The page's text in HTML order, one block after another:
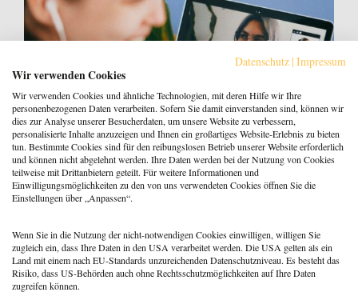
Online-Therapie mit Leichtigkeit gestalten
Datenschutz | Impressum
Wir verwenden Cookies
Wir verwenden Cookies und ähnliche Technologien, mit deren Hilfe wir Ihre
personenbezogenen Daten verarbeiten. Sofern Sie damit einverstanden sind, können wir
dies zur Analyse unserer Besucherdaten, um unsere Website zu verbessern,
personalisierte Inhalte anzuzeigen und Ihnen ein großartiges Website-Erlebnis zu bieten
tun. Bestimmte Cookies sind für den reibungslosen Betrieb unserer Website erforderlich
und können nicht abgelehnt werden. Ihre Daten werden bei der Nutzung von Cookies
teilweise mit Drittanbietern geteilt. Für weitere Informationen und
Einwilligungsmöglichkeiten zu den von uns verwendeten Cookies öffnen Sie die
Einstellungen über „Anpassen“.
Wenn Sie in die Nutzung der nicht-notwendigen Cookies einwilligen, willigen Sie
zugleich ein, dass Ihre Daten in den USA verarbeitet werden. Die USA gelten als ein
Land mit einem nach EU-Standards unzureichenden Datenschutzniveau. Es besteht das
Risiko, dass US-Behörden auch ohne Rechtsschutzmöglichkeiten auf Ihre Daten
zugreifen können.